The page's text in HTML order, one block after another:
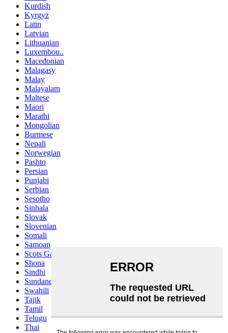
Kurdish
Kyrgyz
Latin
Latvian
Lithuanian
Luxembou..
Macedonian
Malagasy
Malay
Malayalam
Maltese
Maori
Marathi
Mongolian
Burmese
Nepali
Norwegian
Pashto
Persian
Punjabi
Serbian
Sesotho
Sinhala
Slovak
Slovenian
Somali
Samoan
Scots Gaelic
Shona
Sindhi
Sundanese
Swahili
Tajik
Tamil
Telugu
Thai